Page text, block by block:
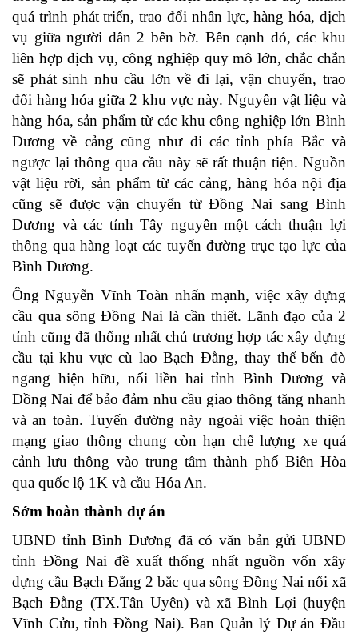
quá trình phát triển, trao đổi nhân lực, hàng hóa, dịch
vụ giữa người dân 2 bên bờ. Bên cạnh đó, các khu
liên hợp dịch vụ, công nghiệp quy mô lớn, chắc chắn
sẽ phát sinh nhu cầu lớn về đi lại, vận chuyển, trao
đổi hàng hóa giữa 2 khu vực này. Nguyên vật liệu và
hàng hóa, sản phẩm từ các khu công nghiệp lớn Bình
Dương về cảng cũng như đi các tỉnh phía Bắc và
ngược lại thông qua cầu này sẽ rất thuận tiện. Nguồn
vật liệu rời, sản phẩm từ các cảng, hàng hóa nội địa
cũng sẽ được vận chuyển từ Đồng Nai sang Bình
Dương và các tỉnh Tây nguyên một cách thuận lợi
thông qua hàng loạt các tuyến đường trục tạo lực của
Bình Dương.
Ông Nguyễn Vĩnh Toàn nhấn mạnh, việc xây dựng
cầu qua sông Đồng Nai là cần thiết. Lãnh đạo của 2
tỉnh cũng đã thống nhất chủ trương hợp tác xây dựng
cầu tại khu vực cù lao Bạch Đằng, thay thế bến đò
ngang hiện hữu, nối liền hai tỉnh Bình Dương và
Đồng Nai để bảo đảm nhu cầu giao thông tăng nhanh
và an toàn. Tuyến đường này ngoài việc hoàn thiện
mạng giao thông chung còn hạn chế lượng xe quá
cảnh lưu thông vào trung tâm thành phố Biên Hòa
qua quốc lộ 1K và cầu Hóa An.
Sớm hoàn thành dự án
UBND tỉnh Bình Dương đã có văn bản gửi UBND
tỉnh Đồng Nai đề xuất thống nhất nguồn vốn xây
dựng cầu Bạch Đằng 2 bắc qua sông Đồng Nai nối xã
Bạch Đằng (TX.Tân Uyên) và xã Bình Lợi (huyện
Vĩnh Cửu, tỉnh Đồng Nai). Ban Quản lý Dự án Đầu